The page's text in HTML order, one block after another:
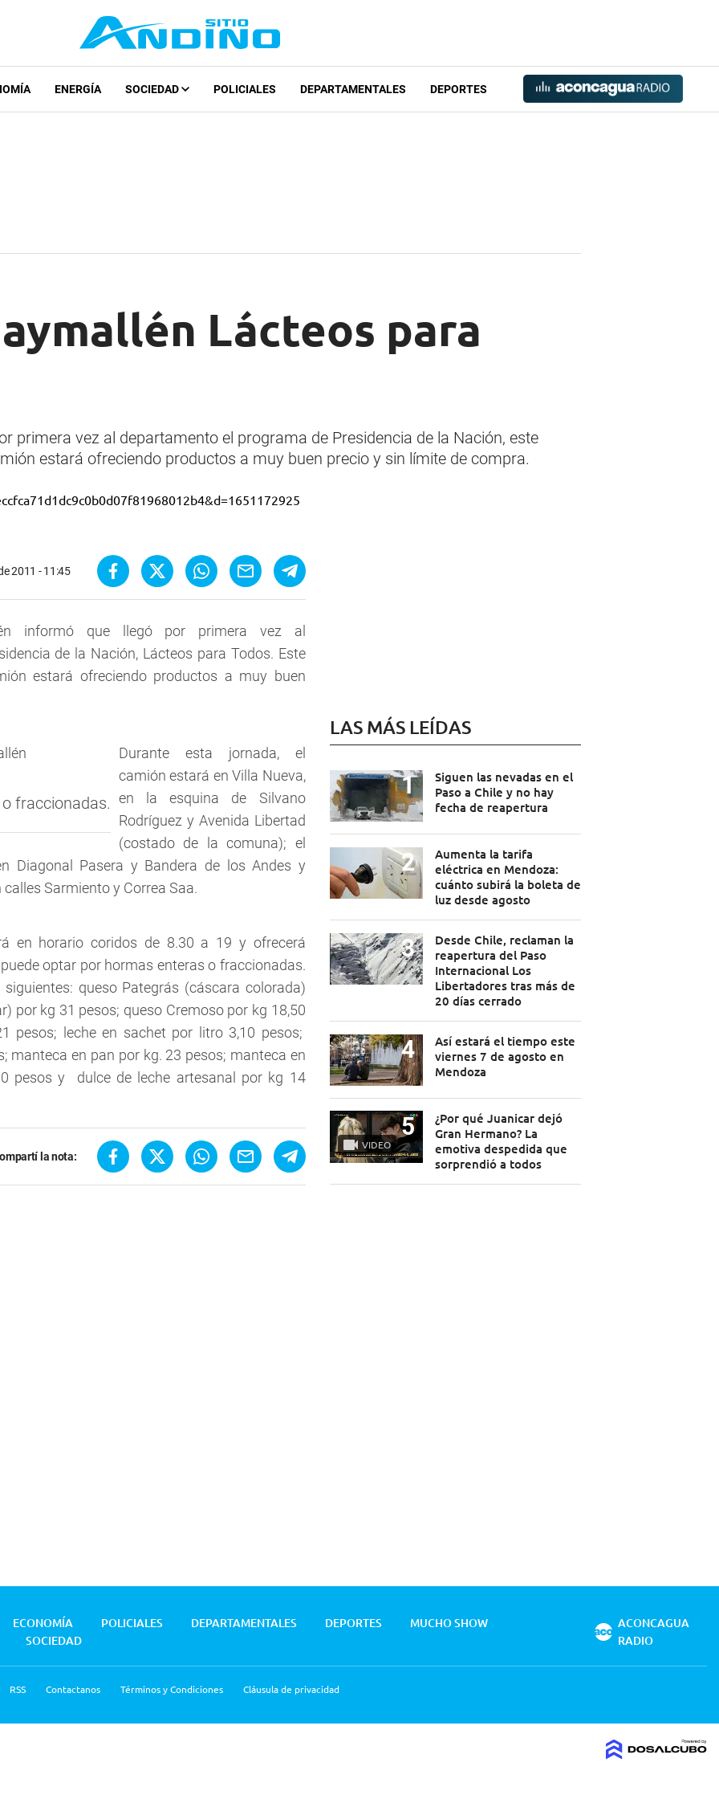
ENERGÍA SOCIEDAD POLICIALES DEPARTAMENTALES DEPORTES
Lácteos para
primera vez al departamento el programa de Presidencia de la Nación, este
estará ofreciendo productos a muy buen precio y sin límite de compra.
2011 - 11:45
informó que llegó por primera vez al
de la Nación, Lácteos para Todos. Este
estará ofreciendo productos a muy buen
fraccionadas.
Durante esta jornada, el
camión estará en Villa Nueva,
en la esquina de Silvano
Rodríguez y Avenida Libertad
(costado de la comuna); el
Diagonal Pasera y Bandera de los Andes y
Sarmiento y Correa Saa.
en horario coridos de 8.30 a 19 y ofrecerá
optar por hormas enteras o fraccionadas.
queso Pategrás (cáscara colorada)
por kg 31 pesos; queso Cremoso por kg 18,50
pesos; leche en sachet por litro 3,10 pesos;
manteca en pan por kg. 23 pesos; manteca en
pesos y dulce de leche artesanal por kg 14
la nota:
LAS MÁS LEÍDAS
Siguen las nevadas en el
Paso a Chile y no hay
fecha de reapertura
Aumenta la tarifa
eléctrica en Mendoza:
cuánto subirá la boleta de
luz desde agosto
Desde Chile, reclaman la
reapertura del Paso
Internacional Los
Libertadores tras más de
20 días cerrado
Así estará el tiempo este
viernes 7 de agosto en
Mendoza
VIDEO
¿Por qué Juanicar dejó
Gran Hermano? La
emotiva despedida que
sorprendió a todos
ECONOMÍA POLICIALES DEPARTAMENTALES DEPORTES
MUCHO SHOW
SOCIEDAD
RSS Contactanos Términos y Condiciones Cláusula de privacidad
ACONCAGUA
RADIO